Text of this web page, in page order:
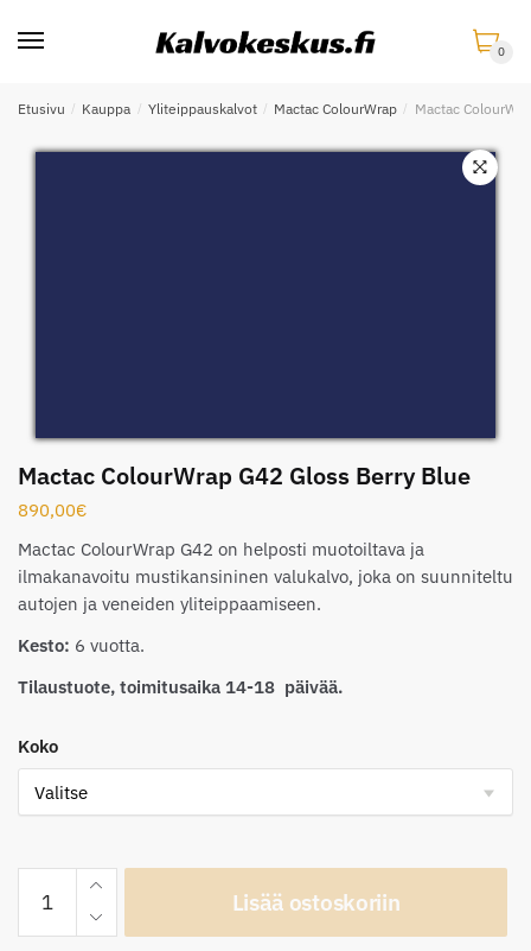
0
Etusivu / Kauppa / Yliteippauskalvot / Mactac ColourWrap / Mactac
Mactac ColourWrap G42 Gloss Berry Blue
890,00€
Mactac ColourWrap G42 on helposti muotoiltava ja
ilmakanavoitu mustikansininen valukalvo, joka on suunniteltu
autojen ja veneiden yliteippaamiseen.
Kesto: 6 vuotta.
Tilaustuote, toimitusaika 14-18 päivää.
Koko
ColourWrap
G42
Lisää ostoskoriin